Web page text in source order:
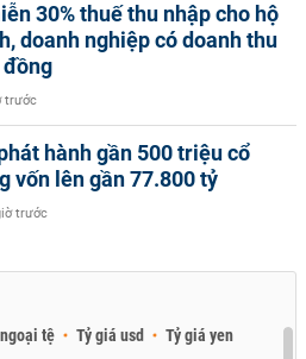
30% thuế thu nhập cho hộ
doanh nghiệp có doanh thu
trước
hành gần 500 triệu cổ
vốn lên gần 77.800 tỷ
trước
tệ Tỷ giá usd
Tỷ giá yen